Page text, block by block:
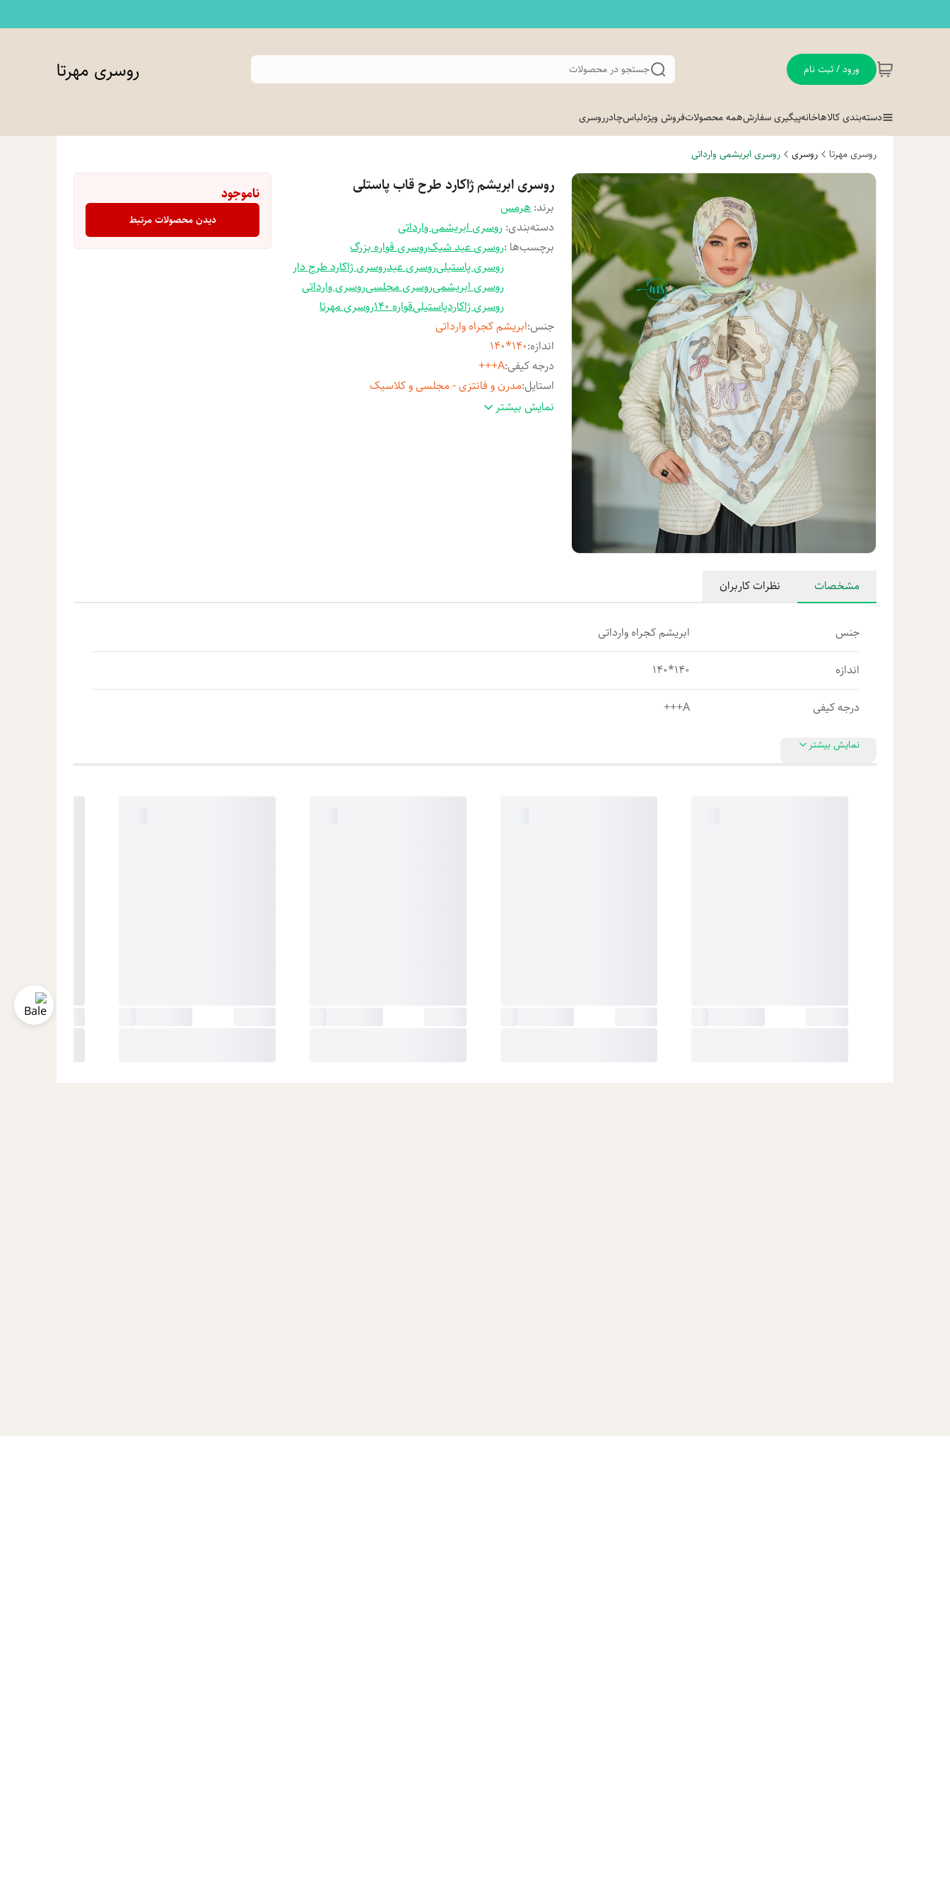
ورود / ثبت نام جستجو در محصولات روسری مهرتا
دسته‌بندی کالاهاخانهپیگیری سفارشهمه محصولاتفروش ویژهلباسچادرروسری
روسری مهرتا روسری روسری ابریشمی وارداتی
روسری ابریشم ژاکارد طرح قاب پاستلی
برند:هرمس
دسته‌بندی: روسری ابریشمی وارداتی
برچسب‌ها :روسری عید شیکروسری قواره بزرگ
روسری پاستیلیروسری عیدروسری ژاکارد طرح دار
روسری ابریشمیروسری مجلسیروسری وارداتی
روسری ژاکاردپاستیلیقواره 140
روسری مهرتا
جنس:ابریشم کجراه وارداتی
اندازه:
140*140
درجه کیفی:
A+++
استایل:مدرن و فانتزی - مجلسی و کلاسیک
مناسب فصل: چهارفصل نمایش بیشتر
ناموجود
دیدن محصولات مرتبط
مشخصات نظرات کاربران
جنس ابریشم کجراه وارداتی
اندازه 140*140
درجه کیفی A+++
نمایش بیشتر